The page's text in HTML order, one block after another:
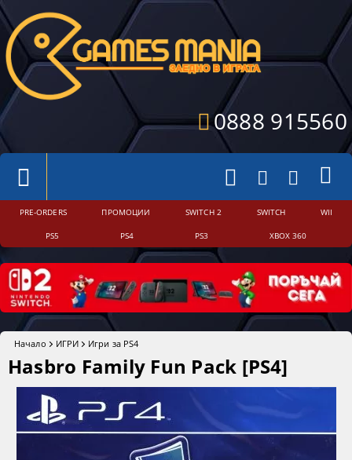
0888 915560
PRE-ORDERS ПРОМОЦИИ SWITCH 2 SWITCH WII
PS5 PS4 PS3 XBOX 360
Начало ИГРИ Игри за PS4
Hasbro Family Fun Pack [PS4]